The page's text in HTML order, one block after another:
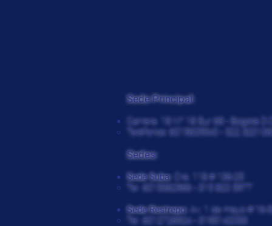
Sede Principal:
Carrera. 18 N° 18 Sur 68 - Bogotá
Teléfonos: 6015605540 - 322
Sedes:
Sede Suba: Cra. 118 # 136-25
Tel: 6015362966 - 315 820 5977
Sede Restrepo: Av. 1 de mayo # 16-
Tel: 6012726924 - 3195142033